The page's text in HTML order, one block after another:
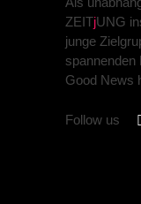
ZEITjUNG
junge
spannenden
Good News
Follow us